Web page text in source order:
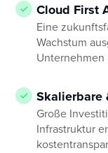
Cloud First
Eine
Wachstum
Unternehmen
Skalierbare
Große
Infrastruktur